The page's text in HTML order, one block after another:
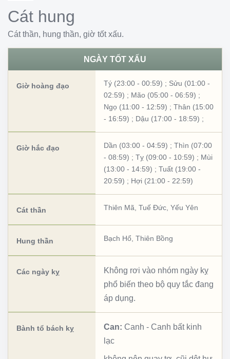
Cát hung
Cát thần, hung thần, giờ tốt xấu.
NGÀY TỐT XẤU
Giờ hoàng đạo Tý (23:00 - 00:59) ; Sửu (01:00 -
02:59) ; Mão (05:00 - 06:59) ;
Ngọ (11:00 - 12:59) ; Thân (15:00
- 16:59) ; Dậu (17:00 - 18:59) ;
Giờ hắc đạo Dần (03:00 - 04:59) ; Thìn (07:00
- 08:59) ; Tỵ (09:00 - 10:59) ; Mùi
(13:00 - 14:59) ; Tuất (19:00 -
20:59) ; Hợi (21:00 - 22:59)
Cát thần Thiên Mã Tuế Đức Yếu Yên
Hung thần Bạch Hổ Thiên Bồng
Các ngày kỵ
Không rơi vào nhóm ngày kỵ
phổ biến theo bộ quy tắc đang
áp dụng.
Bành tổ bách kỵ Can: Canh - Canh bất kinh
lạc